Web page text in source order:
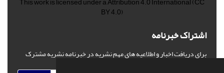
BY 4.0)
اشتراک خبرنامه
برای دریافت اخبار و اطلاعیه های مهم نشریه در خبرنامه نشریه مشترک